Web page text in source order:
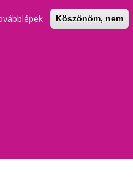
Köszönöm, nem